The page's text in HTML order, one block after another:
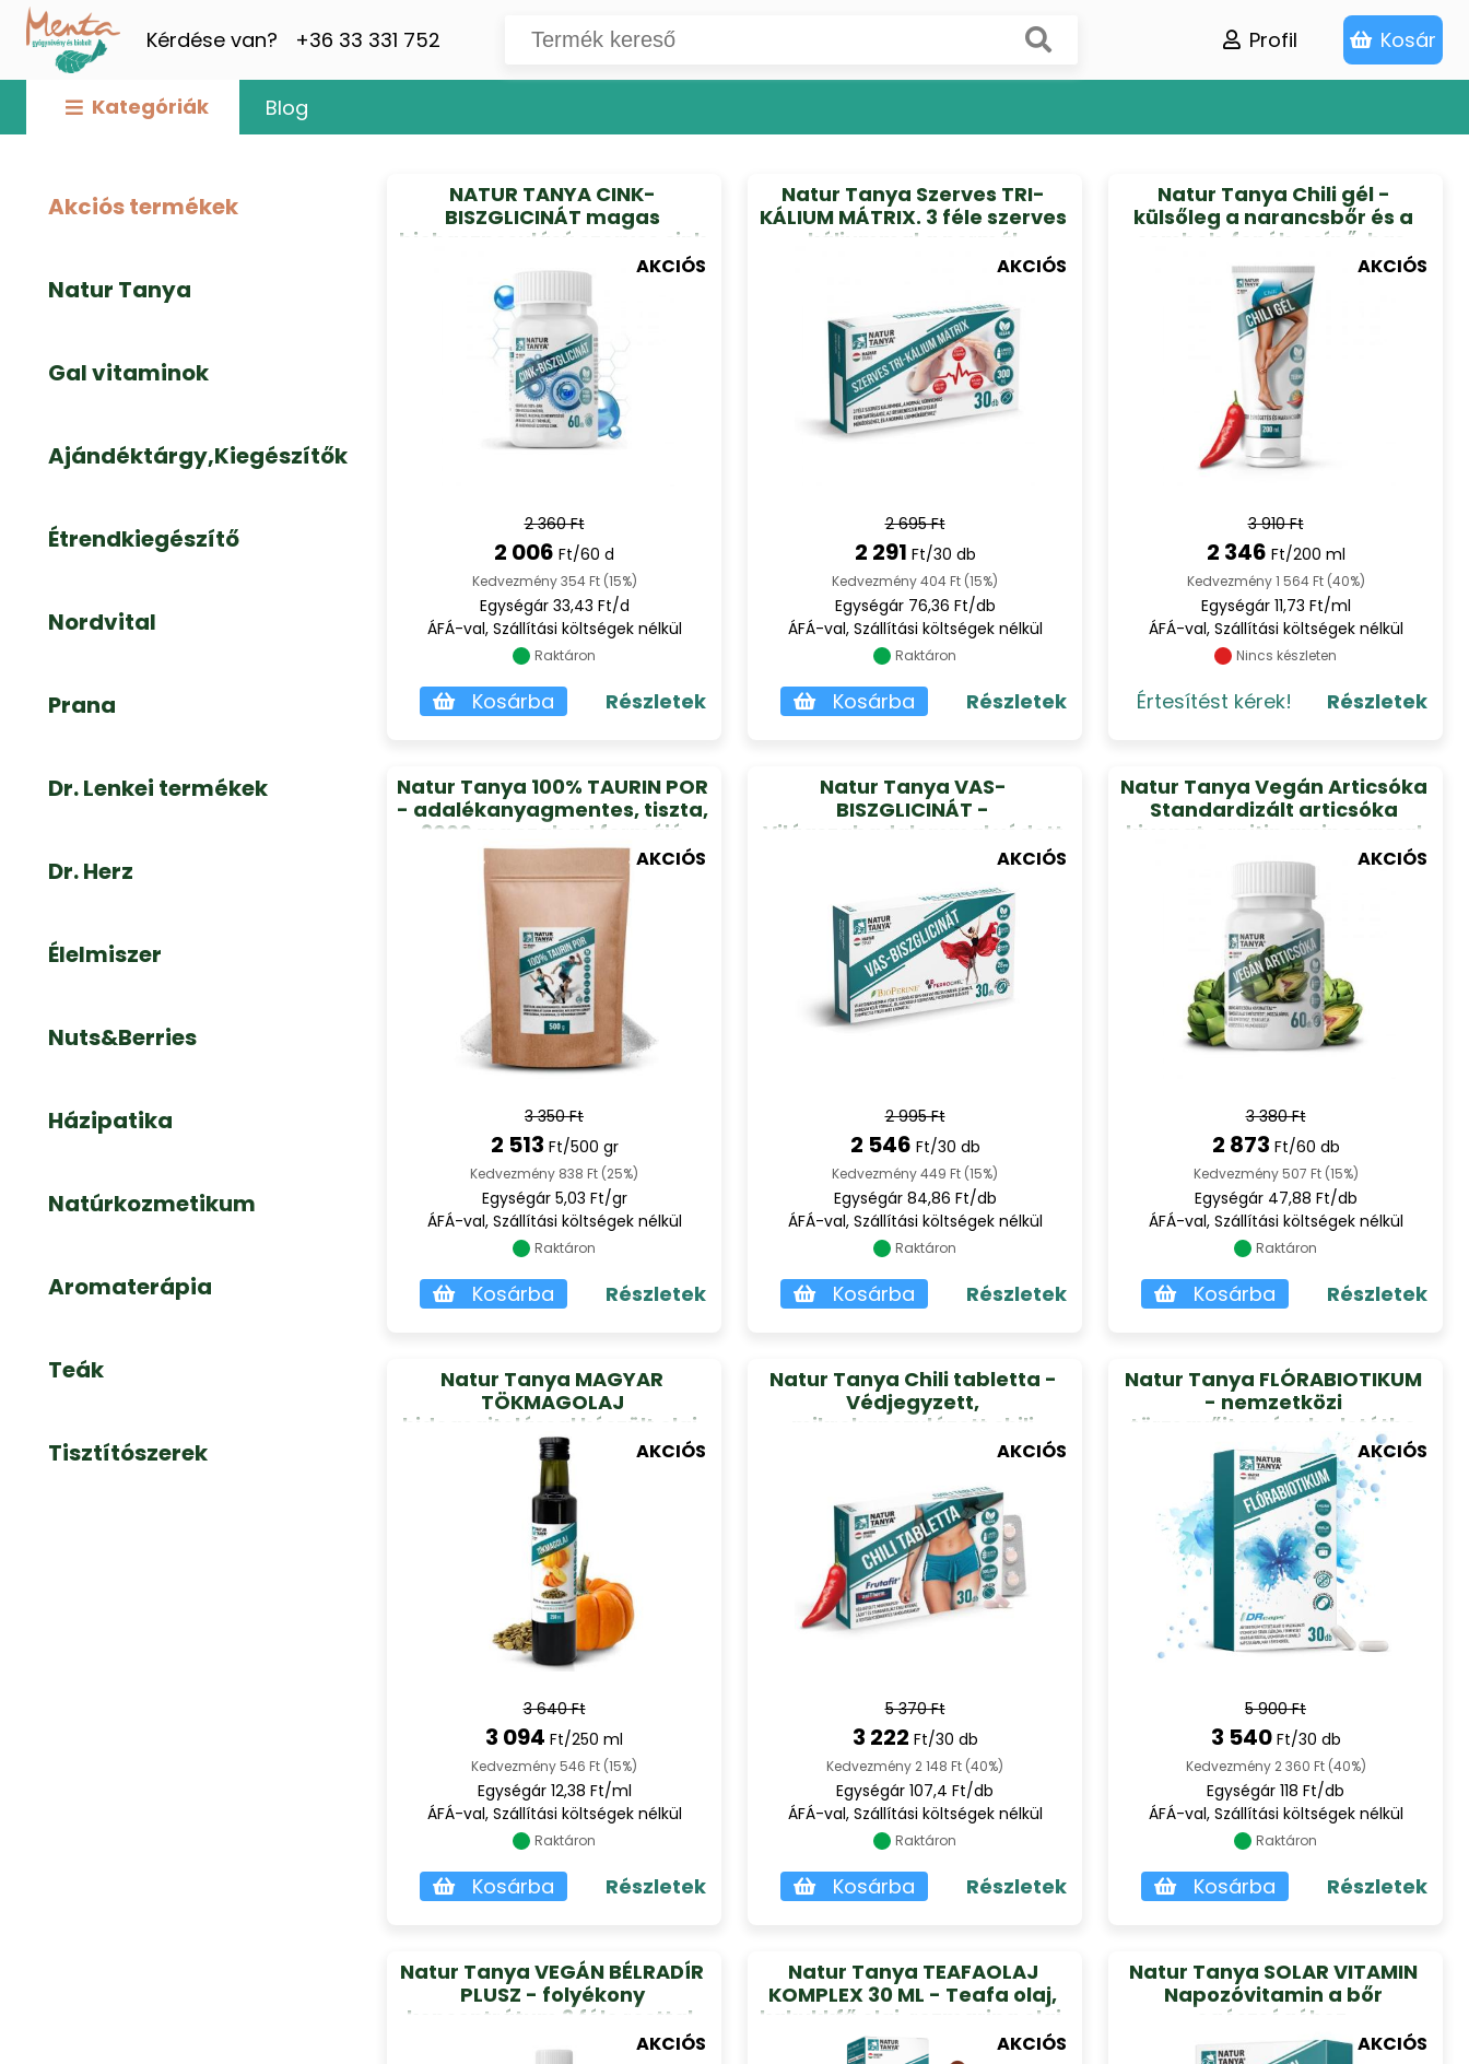
Kérdése van? +36 33 331 752 Profil Kosár
Kategóriák Blog
Akciós termékek
Natur Tanya
Gal vitaminok
Ajándéktárgy,Kiegészítők
Étrendkiegészítő
Nordvital
Prana
Dr. Lenkei termékek
Dr. Herz
Élelmiszer
Nuts&Berries
Házipatika
Natúrkozmetikum
Aromaterápia
Teák
Tisztítószerek
AKCIÓS
NATUR TANYA CINK-
BISZGLICINÁT magas
biohasznosulású szerves cink
2 360 Ft
2 006 Ft/60 d
Kedvezmény 354 Ft (15%)
Egységár 33,43 Ft/d
ÁFÁ-val, Szállítási költségek nélkül
Raktáron
Kosárba Részletek
AKCIÓS
Natur Tanya Szerves TRI-
KÁLIUM MÁTRIX. 3 féle szerves
káliummal a normál
vérnyomás és izomműködés
idegrendszer megfelelő
működéséhez 30DB
2 695 Ft
2 291 Ft/30 db
Kedvezmény 404 Ft (15%)
Egységár 76,36 Ft/db
ÁFÁ-val, Szállítási költségek nélkül
Raktáron
Kosárba Részletek
AKCIÓS
Natur Tanya Chili gél -
külsőleg a narancsbőr és a
combok, fenék, csípő, has,
derék feszesítő kezelésének
kiegészítéséhez 200 ml
3 910 Ft
2 346 Ft/200 ml
Kedvezmény 1 564 Ft (40%)
Egységár 11,73 Ft/ml
ÁFÁ-val, Szállítási költségek nélkül
Nincs készleten
Értesítést kérek! Részletek
AKCIÓS
Natur Tanya 100% TAURIN POR
- adalékanyagmentes, tiszta,
3000 mg szabad formájú
taurin aminosav 500g
3 350 Ft
2 513 Ft/500 gr
Kedvezmény 838 Ft (25%)
Egységár 5,03 Ft/gr
ÁFÁ-val, Szállítási költségek nélkül
Raktáron
Kosárba Részletek
AKCIÓS
Natur Tanya VAS-
BISZGLICINÁT -
Világszabadalommal védett
szerves vas és BioPerine
2 995 Ft
2 546 Ft/30 db
Kedvezmény 449 Ft (15%)
Egységár 84,86 Ft/db
ÁFÁ-val, Szállítási költségek nélkül
Raktáron
Kosárba Részletek
AKCIÓS
Natur Tanya Vegán Articsóka
Standardizált articsóka
kivonat, ornitin aminosavval
és B-vitaminokkal. 60DB
3 380 Ft
2 873 Ft/60 db
Kedvezmény 507 Ft (15%)
Egységár 47,88 Ft/db
ÁFÁ-val, Szállítási költségek nélkül
Raktáron
Kosárba Részletek
AKCIÓS
Natur Tanya MAGYAR
TÖKMAGOLAJ
hidegsajtolással készült olaj,
külsőleg és belsőleg 250 ml
3 640 Ft
3 094 Ft/250 ml
Kedvezmény 546 Ft (15%)
Egységár 12,38 Ft/ml
ÁFÁ-val, Szállítási költségek nélkül
Raktáron
Kosárba Részletek
AKCIÓS
Natur Tanya Chili tabletta -
Védjegyzett,
mikrokapszulázott chili
paprika kivonat a
támogatásához 30DB
5 370 Ft
3 222 Ft/30 db
Kedvezmény 2 148 Ft (40%)
Egységár 107,4 Ft/db
ÁFÁ-val, Szállítási költségek nélkül
Raktáron
Kosárba Részletek
AKCIÓS
Natur Tanya FLÓRABIOTIKUM
- nemzetközi
törzsgyűjteménybe letétbe
helyezett élőflóra és
fermentált rost 30db
5 900 Ft
3 540 Ft/30 db
Kedvezmény 2 360 Ft (40%)
Egységár 118 Ft/db
ÁFÁ-val, Szállítási költségek nélkül
Raktáron
Kosárba Részletek
AKCIÓS
Natur Tanya VEGÁN BÉLRADÍR
PLUSZ - folyékony
koncentrátum 3 féle rosttal,
7500 mg aktív hatóanyagból
AKCIÓS
Natur Tanya TEAFAOLAJ
KOMPLEX 30 ML - Teafa olaj,
kakukkfű olaj, rozmaring olaj,
grapefruitmag és hosszú
AKCIÓS
Natur Tanya SOLAR VITAMIN
Napozóvitamin a bőr
egészségéhez,
napérzékenység esetén, és